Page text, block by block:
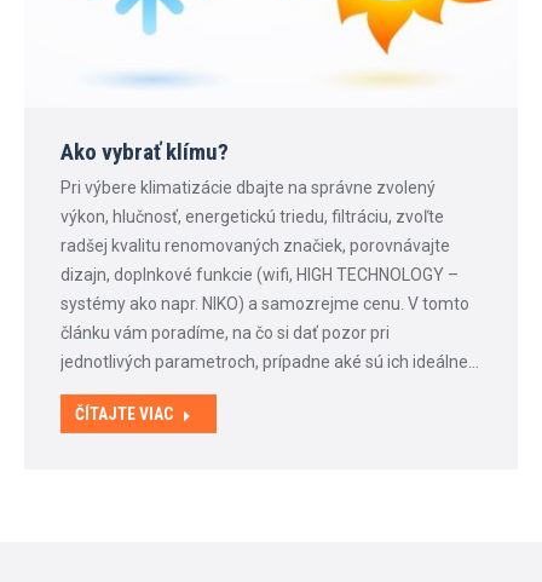
Ako vybrať klímu?
Pri výbere klimatizácie dbajte na správne zvolený
výkon, hlučnosť, energetickú triedu, filtráciu, zvoľte
radšej kvalitu renomovaných značiek, porovnávajte
dizajn, doplnkové funkcie (wifi, HIGH TECHNOLOGY –
systémy ako napr. NIKO) a samozrejme cenu. V tomto
článku vám poradíme, na čo si dať pozor pri
jednotlivých parametroch, prípadne aké sú ich ideálne…
ČÍTAJTE VIAC